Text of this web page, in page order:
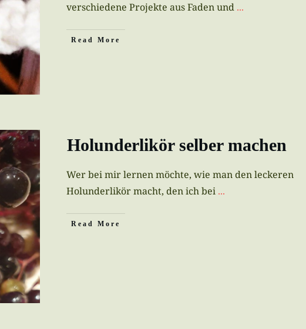
verschiedene Projekte aus Faden und ...
Read More
Holunderlikör selber machen
Wer bei mir lernen möchte, wie man den leckeren
Holunderlikör macht, den ich bei ...
Read More